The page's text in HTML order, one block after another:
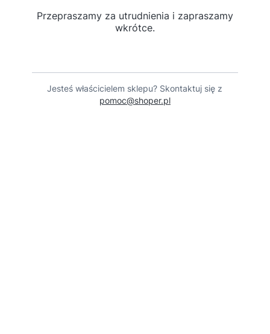
Przepraszamy za utrudnienia i zapraszamy
wkrótce.
Jesteś właścicielem sklepu? Skontaktuj się z
pomoc@shoper.pl